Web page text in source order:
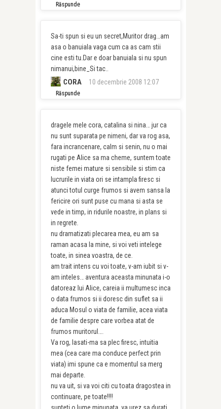
Răspunde
Sa-ti spun si eu un secret,Muritor drag…am
asa o banuiala vaga cum ca as cam stii
cine esti tu.Dar e doar banuiala si nu spun
nimanui,bine_Si tac..
CORA 10 decembrie 2008 12:07
Răspunde
dragele mele cora, catalina si nina… jur ca
nu sunt suparata pe nimeni, dar va rog asa,
fara incrancenare, calm si senin, nu o mai
rugati pe Alice sa ma cheme, suntem toate
niste femei mature si sensibile si stim ca
lucrurile in viata ori se intampla firesc si
atunci totul curge frumos si avem sansa la
fericire ori sunt puse cu mana si asta se
vede in timp, in ridurile noastre, in plans si
in regrete.
nu dramatizati plecarea mea, eu am sa
raman acasa la mine, si voi veti intelege
toate, in sinea voastra, de ce.
am trait intens cu voi toate, v-am iubit si v-
am inteles… aventura aceasta minunata i-o
datoreaz lui Alice, careia ii multumesc inca
o data frumos si ii doresc din suflet sa ii
aduca Mosul o viata de familie, acea viata
de familie despre care vorbea atat de
frumos muritorul….
Va rog, lasati-ma sa plec firesc, intuitia
mea (cea care ma conduce perfect prin
viata) imi spune ca e momentul sa merg
mai departe.
nu va uit, si va voi citi cu toata dragostea in
continuare, pe toate!!!!